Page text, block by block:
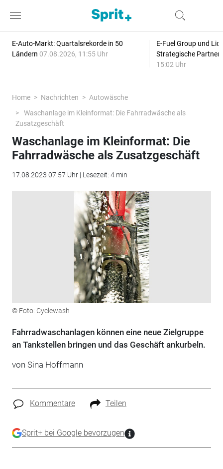
E-Auto-Markt: Quartalsrekorde in 50
Ländern 07.08.2026, 11:55 Uhr
E-Fuel Group und
Strategische
15:02 Uhr
Home Nachrichten
Autowäsche
Waschanlage im Kleinformat: Die Fahrradwäsche als
Zusatzgeschäft
Waschanlage im Kleinformat: Die
Fahrradwäsche als Zusatzgeschäft
17.08.2023 07:57 Uhr | Lesezeit: 4 min
© Foto: Cyclewash
Fahrradwaschanlagen können eine neue Zielgruppe
an Tankstellen bringen und das Geschäft ankurbeln.
von Sina Hoffmann
Kommentare Teilen
Sprit+ bei Google bevorzugen